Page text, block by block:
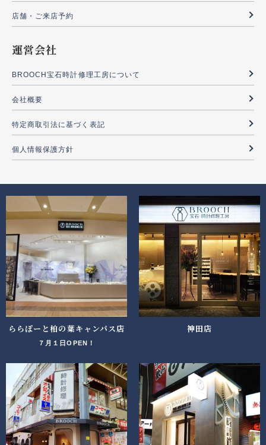
店舗・ご来店予約
運営会社
BROOCH宝石時計修理工房について
会社概要
特定商取引法に基づく表記
個人情報保護方針
ららぽーと柏の葉キャンパス店
７月１日OPEN！
神田店